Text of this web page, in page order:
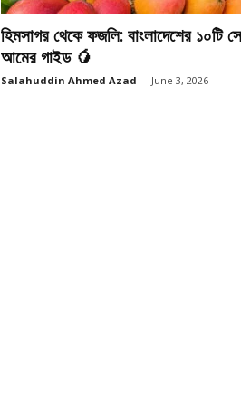
হিমসাগর থেকে ফজলি: বাংলাদেশের ১০টি
আমের গাইড 🥭
Salahuddin Ahmed Azad - June 3, 2026